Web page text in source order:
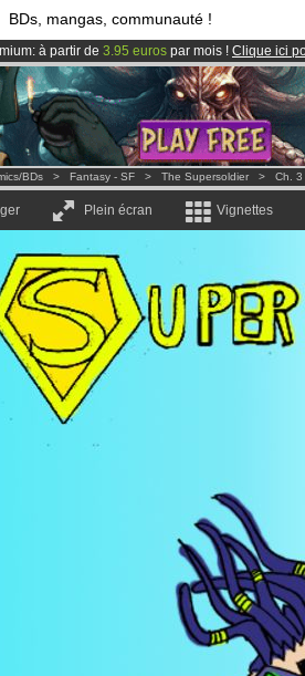
BDs, mangas, communauté !
à partir de 3.95 euros par mois ! Clique ici
et 1208BDs & Mangas!
est désormais lancé
BDs > Fantasy - SF > The Supersoldier > Ch. 3
Plein écran Vignettes